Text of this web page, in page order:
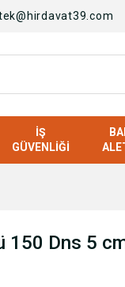
İŞ
GÜVENLIĞI
150 Dns 5